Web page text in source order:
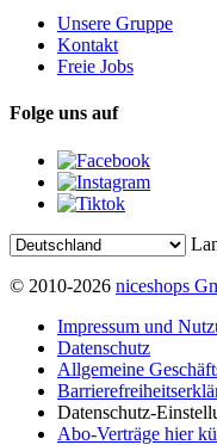
Unsere Gruppe
Kontakt
Freie Jobs
Folge uns auf
© 2010-2026 niceshops
Impressum und
Datenschutz
Allgemeine
Datenschutz-
Abo-Verträge hier